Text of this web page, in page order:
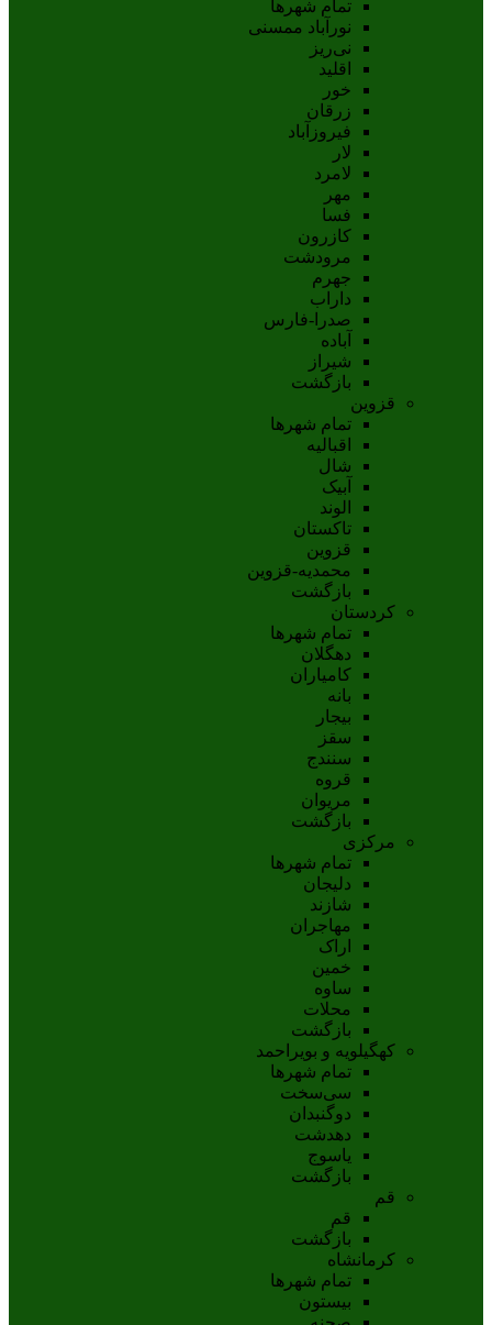
تمام شهر‌ها
نورآباد ممسنی
نی‌ریز
اقلید
خور
زرقان
فیروزآباد
لار
لامرد
مهر
فسا
کازرون
مرودشت
جهرم
داراب
صدرا-فارس
آباده
شيراز
بازگشت
قزوین
تمام شهر‌ها
اقبالیه
شال
آبيک
الوند
تاکستان
قزوين
محمديه-قزوين
بازگشت
کردستان
تمام شهر‌ها
دهگلان
کامیاران
بانه
بيجار
سقز
سنندج
قروه
مريوان
بازگشت
مرکزی
تمام شهر‌ها
دلیجان
شازند
مهاجران
اراک
خمين
ساوه
محلات
بازگشت
کهگیلویه و بویراحمد
تمام شهر‌ها
سی‌سخت
دوگنبدان
دهدشت
ياسوج
بازگشت
قم
قم
بازگشت
کرمانشاه
تمام شهر‌ها
بیستون